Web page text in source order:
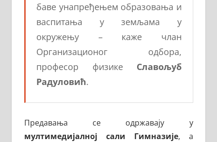
баве унапређењем образовања и
васпитања у земљама у
окружењу – каже члан
Организационог одбора,
професор физике Славољуб
Радуловић.
Предавања се одржавају у
мултимедијалној сали Гимназије, а